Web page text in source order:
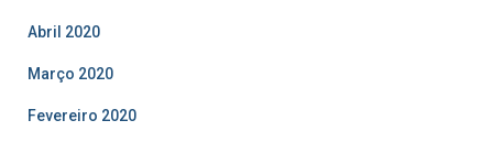
Abril 2020
Março 2020
Fevereiro 2020